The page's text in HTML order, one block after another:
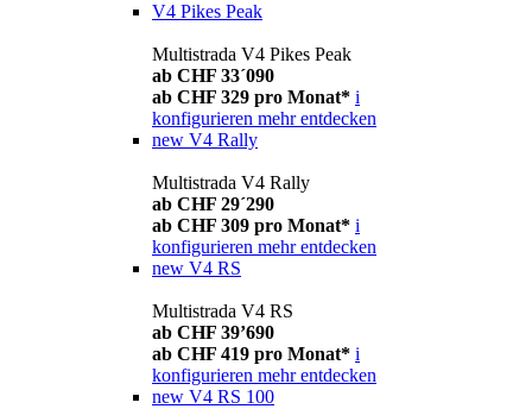
V4 Pikes Peak
Multistrada V4 Pikes Peak
ab CHF 33´090
ab CHF 329 pro Monat* i
konfigurieren mehr entdecken
new V4 Rally
Multistrada V4 Rally
ab CHF 29´290
ab CHF 309 pro Monat* i
konfigurieren mehr entdecken
new V4 RS
Multistrada V4 RS
ab CHF 39’690
ab CHF 419 pro Monat* i
konfigurieren mehr entdecken
new V4 RS 100